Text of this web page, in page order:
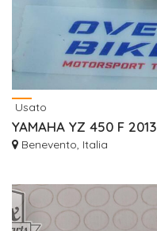
Usato
YAMAHA YZ 450 F 2013
Benevento, Italia